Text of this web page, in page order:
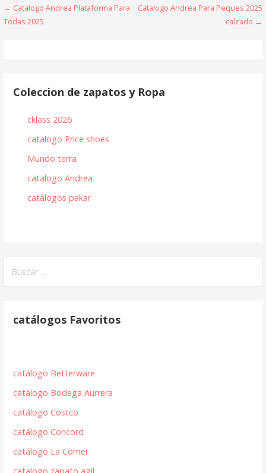
Navegación
← Catalogo Andrea Plataforma Para
Todas 2025
Catalogo Andrea Para Peques 2025
calzado →
Coleccion de zapatos y Ropa
cklass 2026
catalogo Price shoes
Mundo terra
catalogo Andrea
catálogos pakar
catálogos Favoritos
catálogo Betterware
catálogo Bodega Aurrera
catálogo Costco
catálogo Concord
catálogo La Comer